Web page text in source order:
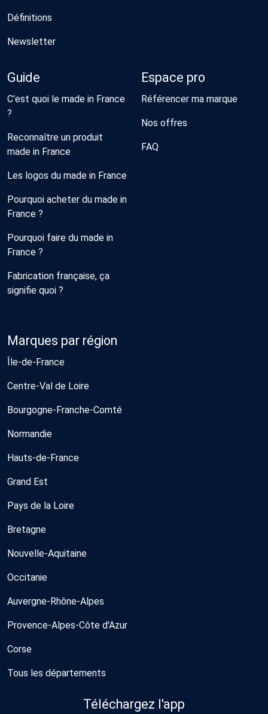
Définitions
Newsletter
Guide
C'est quoi le made in France
?
Reconnaître un produit
made in France
Les logos du made in France
Pourquoi acheter du made in
France ?
Pourquoi faire du made in
France ?
Fabrication française, ça
signifie quoi ?
Espace pro
Référencer ma marque
Nos offres
FAQ
Marques par région
Île-de-France
Centre-Val de Loire
Bourgogne-Franche-Comté
Normandie
Hauts-de-France
Grand Est
Pays de la Loire
Bretagne
Nouvelle-Aquitaine
Occitanie
Auvergne-Rhône-Alpes
Provence-Alpes-Côte d'Azur
Corse
Tous les départements
Téléchargez l'app